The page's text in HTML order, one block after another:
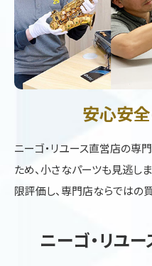
安心安
ニーゴ・リユース直営店の専
ため、小さなパーツも見逃し
限評価し、専門店ならではの
ニーゴ・リユ